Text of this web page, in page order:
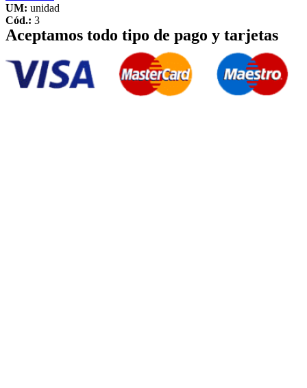
UM: unidad
Cód.: 3
Aceptamos todo tipo de pago y tarjetas